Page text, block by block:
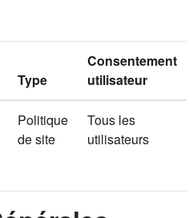
Type
Consentement
utilisateur
Politique
de site
Tous les
utilisateurs